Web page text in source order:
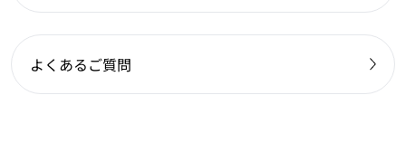
よくあるご質問